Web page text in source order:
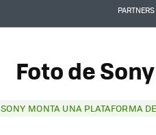
PARTNERS
Foto de
SONY MONTA UNA PLATAFORMA